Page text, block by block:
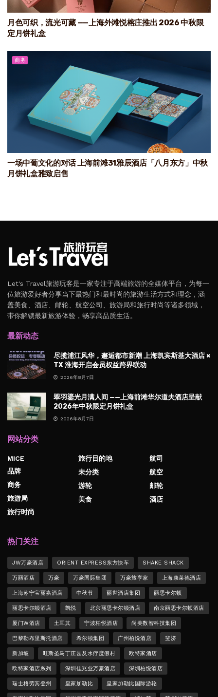
月色可织，流光可藏 ——上海外滩悦榕庄推出 2026 中秋限
定月饼礼盒
商务
一场中葡文化的对话 上海前滩31雅辰酒店「八月东方」中秋
月饼礼盒雅致启售
Let's Travel旅游玩客是一家专注于高端旅游的全媒体平台，为每一
位旅游爱好者分享当下最热门和最时尚的旅游生活方式和理念，涵
盖美食、酒店、邮轮、航空公司、旅游局和旅行时尚等诸多领域，
带你解锁最新旅游体验，畅享高品质生活。
最新动态
尽揽浦江风华，邂逅都市新潮 上海凯宾斯基大酒店 ×
TX 淮海开启会员权益跨界联动
2026年8月7日
翠羽鎏光月满人间 ——上海前滩华尔道夫酒店呈献
2026年中秋限定月饼礼盒
2026年8月7日
网站分类
MICE
品牌
商务
旅游局
旅行时尚
旅行目的地
未分类
游轮
美食
航司
航空
邮轮
酒店
热门关注
JW万豪酒店 ORIENT EXPRESS东方快车 SHAKE SHACK
万丽酒店 万豪 万豪国际集团 万豪旅享家 上海康莱德酒店
上海苏宁宝丽嘉酒店 中秋节 丽世酒店集团 丽思卡尔顿
丽思卡尔顿酒店 凯悦 北京丽思卡尔顿酒店 南京丽思卡尔顿酒店
厦门W酒店 土耳其 宁波柏悦酒店 尚美数智科技集团
巴黎勒布里斯托酒店 希尔顿集团 广州柏悦酒店 斐济
新加坡 旺斯圣马丁庄园及水疗度假村 欧特家酒店
欧特家酒店系列 深圳佳兆业万豪酒店 深圳柏悦酒店
瑞士格劳宾登州 皇家加勒比 皇家加勒比国际游轮